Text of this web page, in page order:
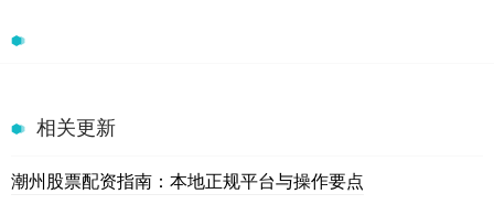
相关更新
潮州股票配资指南：本地正规平台与操作要点